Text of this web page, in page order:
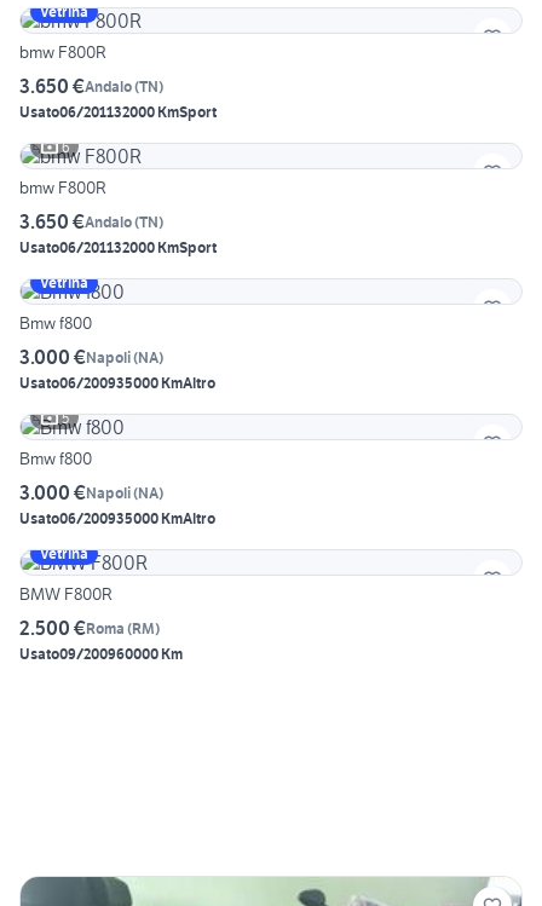
Vetrina
bmw F800R
3.650 €Andalo(TN)
Usato06/201132000 KmSport
6
bmw F800R
3.650 €Andalo(TN)
Usato06/201132000 KmSport
Vetrina
Bmw f800
3.000 €Napoli(NA)
Usato06/200935000 KmAltro
5
Bmw f800
3.000 €Napoli(NA)
Usato06/200935000 KmAltro
Vetrina
BMW F800R
2.500 €Roma (RM)
Usato09/200960000 Km